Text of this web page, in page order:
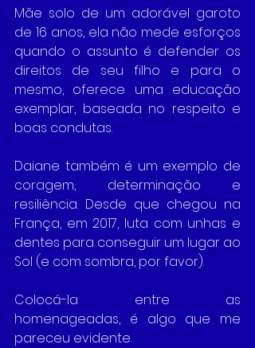
Mãe solo de um adorável garoto
de 16 anos, ela não mede esforços
quando o assunto é defender os
direitos de seu filho e para o
mesmo, oferece uma educação
exemplar, baseada no respeito e
boas condutas.
Daiane também é um exemplo de
coragem, determinação e
resiliência. Desde que chegou na
França, em 2017, luta com unhas e
dentes para conseguir um lugar ao
Sol (e com sombra, por favor).
Colocá-la entre as
homenageadas, é algo que me
pareceu evidente.